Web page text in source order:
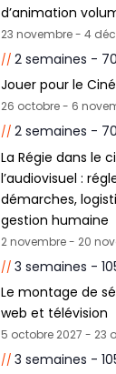
d’animation
23 novembre- 4
2 semaines -
Jouer pour le
26 octobre- 6
2 semaines -
La Régie dans le
l’audiovisuel :
démarches,
gestion humaine
2 novembre- 20
3 semaines -
Le montage de
web et télévision
5 octobre 2027 - 23
3 semaines -